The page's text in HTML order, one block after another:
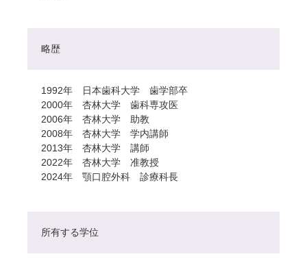
略歴
1992年 日本歯科大学 歯学部卒
2000年 杏林大学 歯科専攻医
2006年 杏林大学 助教
2008年 杏林大学 学内講師
2013年 杏林大学 講師
2022年 杏林大学 准教授
2024年 顎口腔外科 診療科長
所有する学位